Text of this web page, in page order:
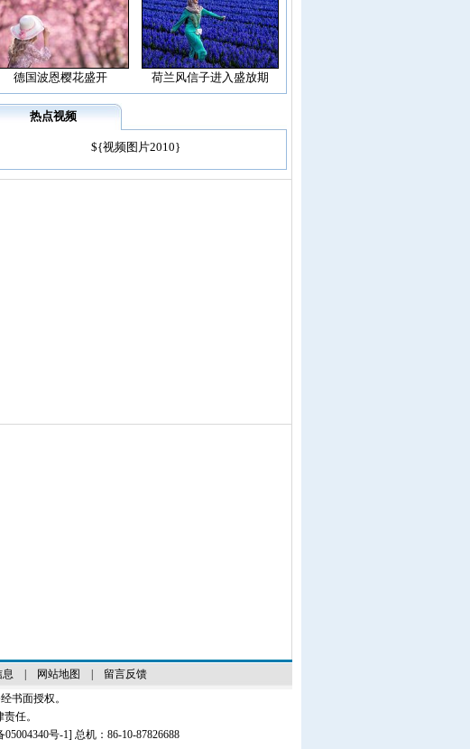
德国波恩樱花盛开 荷兰风信子进入盛放期
热点视频
${视频图片2010}
息 网站地图
留言反馈
书面授权。
任。
05004340号-1] 总机：86-10-87826688